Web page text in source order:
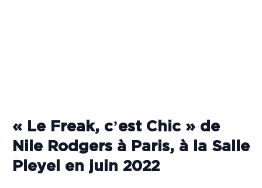
« Le Freak, c’est Chic » de
Nile Rodgers à Paris, à la Salle
Pleyel en juin 2022